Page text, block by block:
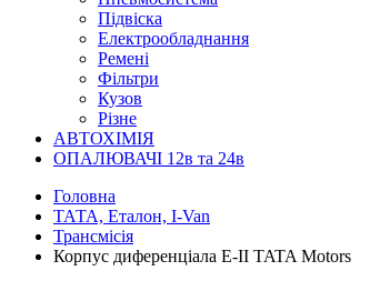
Підвіска
Електрообладнання
Ремені
Фільтри
Кузов
Різне
АВТОХІМІЯ
ОПАЛЮВАЧІ 12в та 24в
Головна
ТАТА, Еталон, I-Van
Трансмісія
Корпус диференціала Е-II TATA Motors